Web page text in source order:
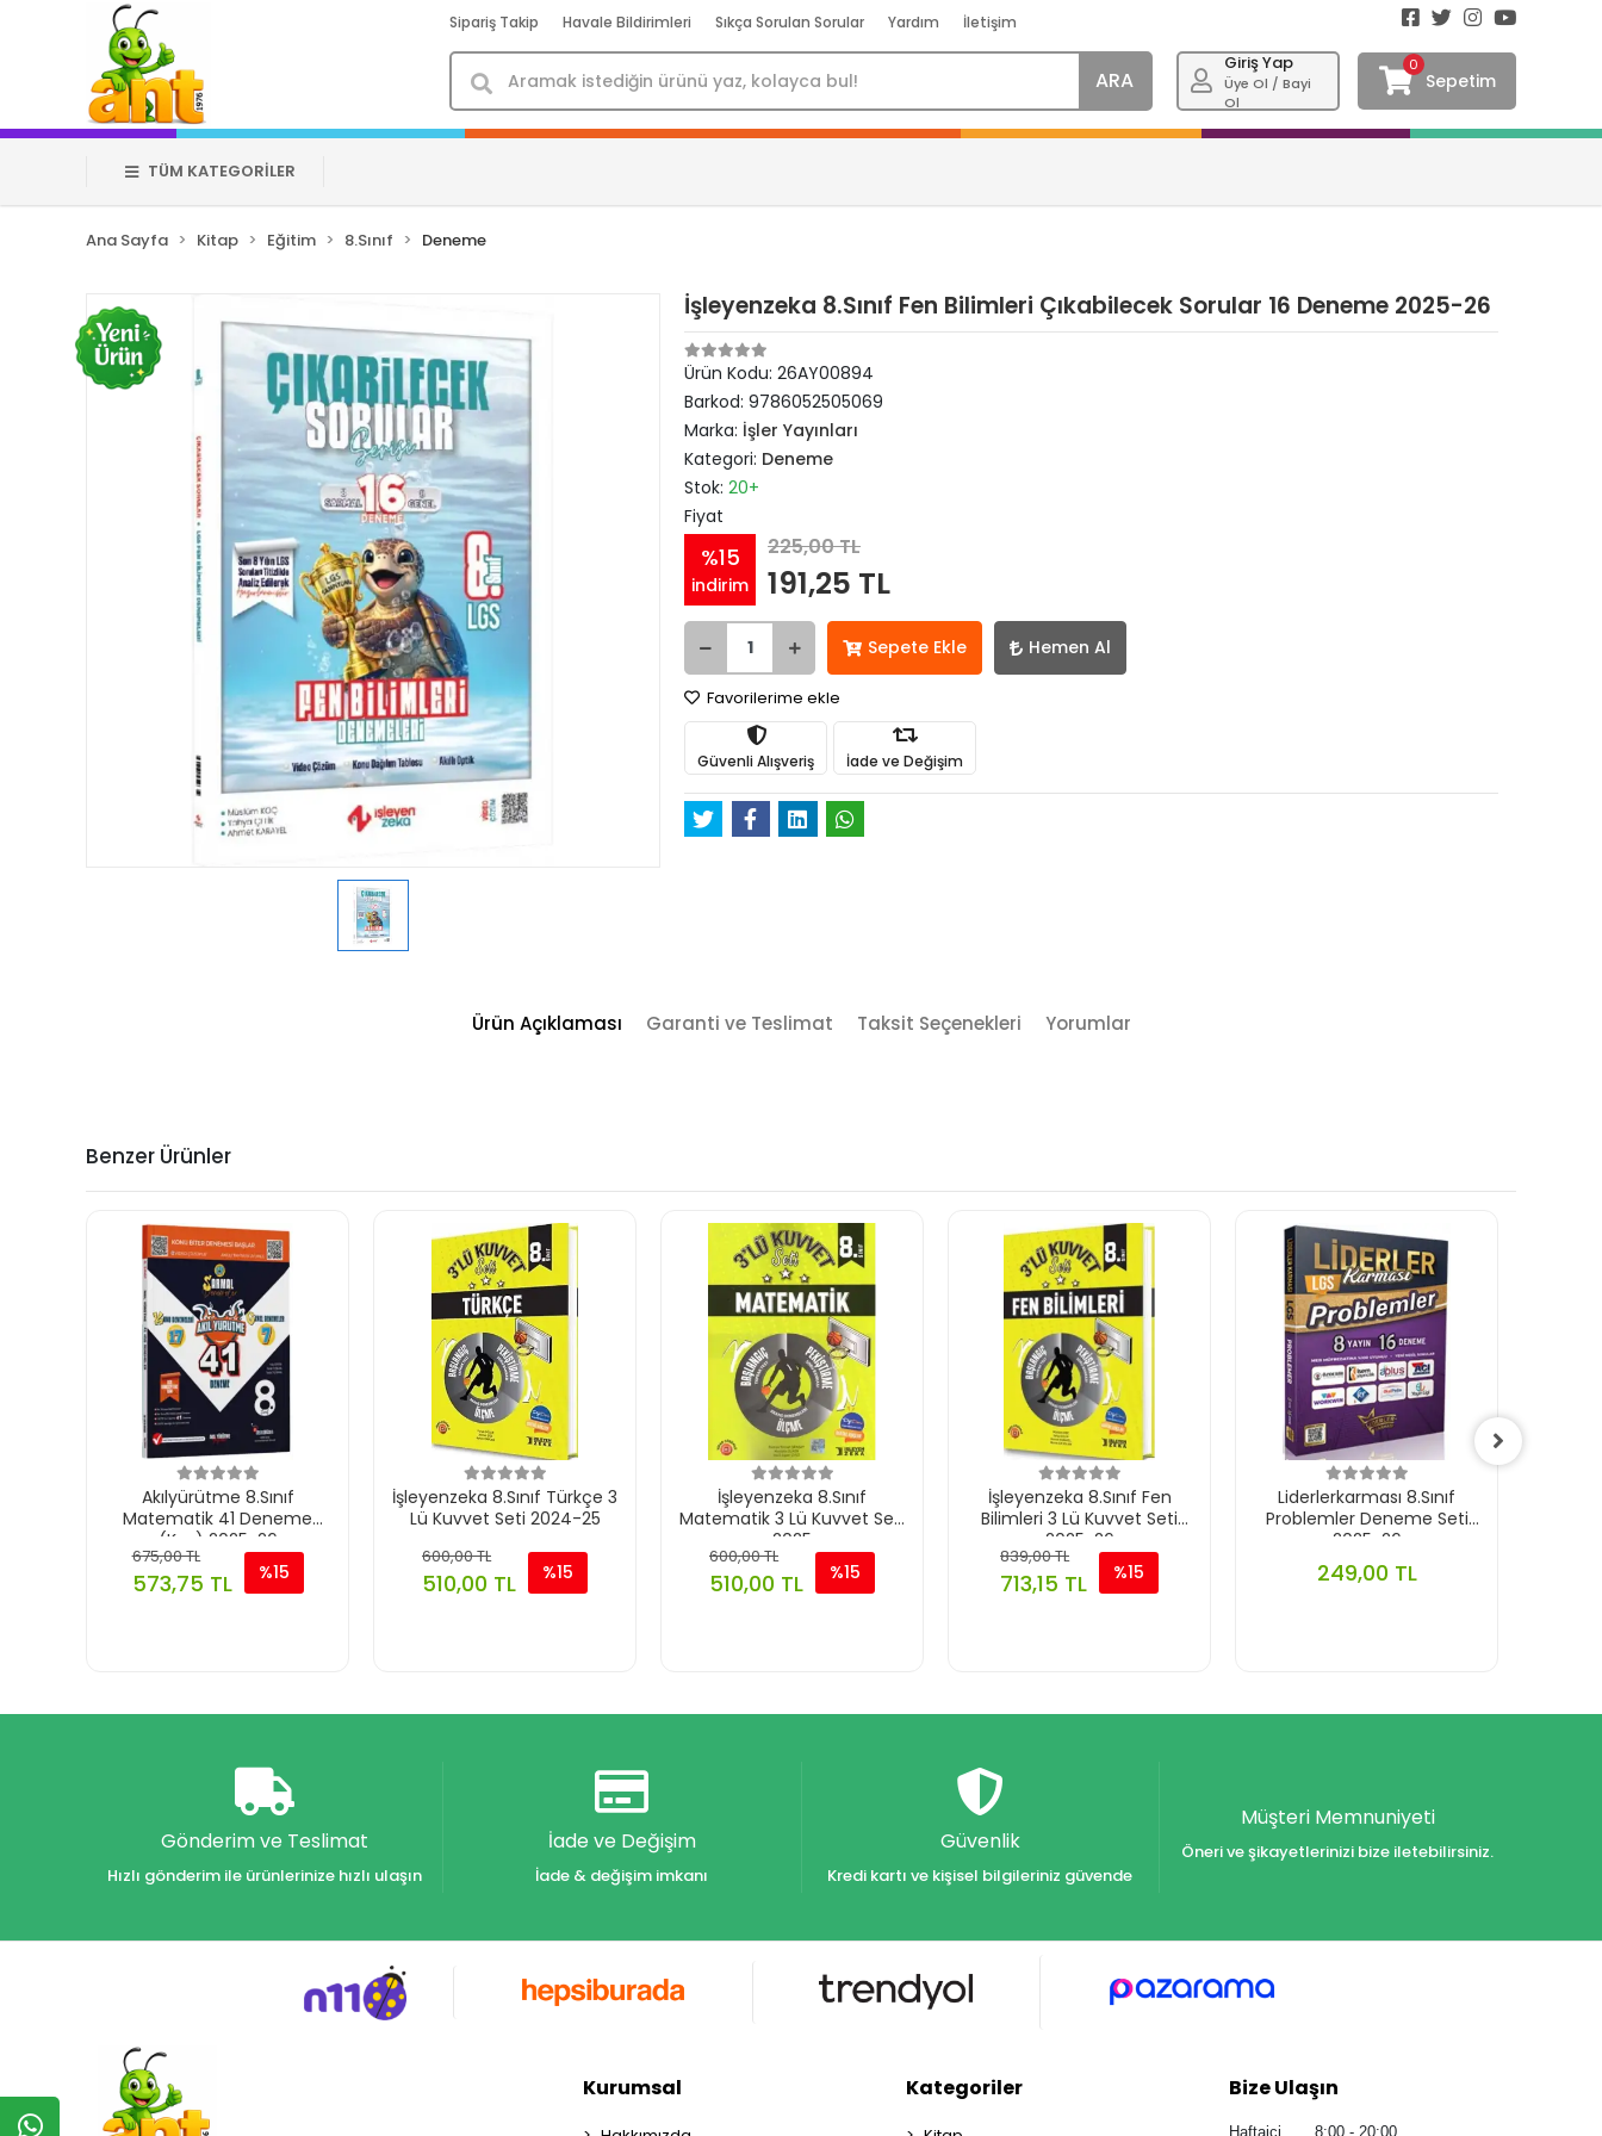
Sipariş Takip Havale Bildirimleri Sıkça Sorulan Sorular Yardım İletişim
ARA
Giriş Yap
Üye Ol / Bayi
Ol
0
Sepetim
TÜM KATEGORİLER
Ana Sayfa Kitap Eğitim 8.Sınıf Deneme
İşleyenzeka 8.Sınıf Fen Bilimleri Çıkabilecek Sorular 16 Deneme 2025-26
Ürün Kodu:26AY00894
Barkod:9786052505069
Marka: İşler Yayınları
Kategori: Deneme
Stok:20+
Fiyat
%15
indirim
225,00 TL
191,25 TL
Sepete Ekle Hemen Al
Favorilerime ekle
Güvenli Alışveriş İade ve Değişim
Ürün Açıklaması Garanti ve Teslimat Taksit Seçenekleri Yorumlar
Benzer Ürünler
Akılyürütme 8.Sınıf
Matematik 41 Deneme
(Ksg) 2025-26
675,00 TL
573,75 TL %15
İşleyenzeka 8.Sınıf Türkçe 3
Lü Kuvvet Seti 2024-25
600,00 TL
510,00 TL %15
İşleyenzeka 8.Sınıf
Matematik 3 Lü Kuvvet Seti
2025
600,00 TL
510,00 TL %15
İşleyenzeka 8.Sınıf Fen
Bilimleri 3 Lü Kuvvet Seti
2025-26
839,00 TL
713,15 TL %15
Liderlerkarması 8.Sınıf
Problemler Deneme Seti
2025-26
249,00 TL
Gönderim ve Teslimat
Hızlı gönderim ile ürünlerinize hızlı ulaşın
İade ve Değişim
İade & değişim imkanı
Güvenlik
Kredi kartı ve kişisel bilgileriniz güvende
Müşteri Memnuniyeti
Öneri ve şikayetlerinizi bize iletebilirsiniz.
Kurumsal Kategoriler Bize Ulaşın
Haftaiçi 8:00 - 20:00